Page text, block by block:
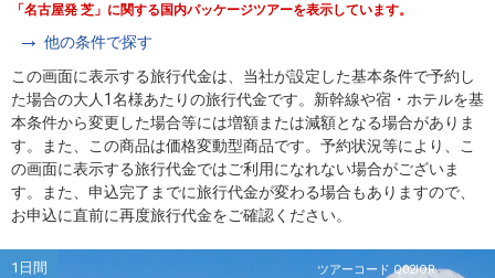
「名古屋発 芝」に関する国内パッケージツアーを表示しています。
他の条件で探す
この画面に表示する旅行代金は、当社が設定した基本条件で予約し
た場合の大人1名様あたりの旅行代金です。新幹線や宿・ホテルを基
本条件から変更した場合等には増額または減額となる場合がありま
す。また、この商品は価格変動型商品です。予約状況等により、こ
の画面に表示する旅行代金ではご利用になれない場合がございま
す。また、申込完了までに旅行代金が変わる場合もありますので、
お申込に直前に再度旅行代金をご確認ください。
ツアーコード Q02IOR
1日間